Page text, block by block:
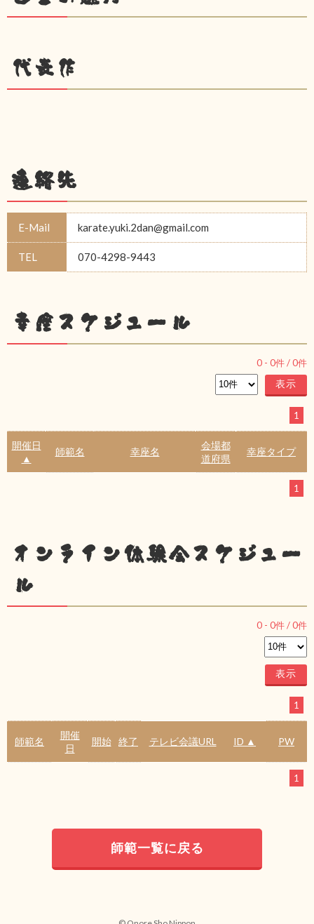
代表作
連絡先
E-Mail karate.yuki.2dan@gmail.com
TEL 070-4298-9443
幸座スケジュール
0 - 0件 /0件
1
開催日
▲
師範名 幸座名
会場都
道府県
幸座タイプ
1
オンライン体験会スケジュー
ル
0 - 0件 /0件
1
師範名
開催
日
開始 終了 テレビ会議URL ID ▲ PW
1
師範一覧に戻る